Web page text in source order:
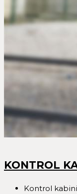
KONTROL
Kontrol kabini